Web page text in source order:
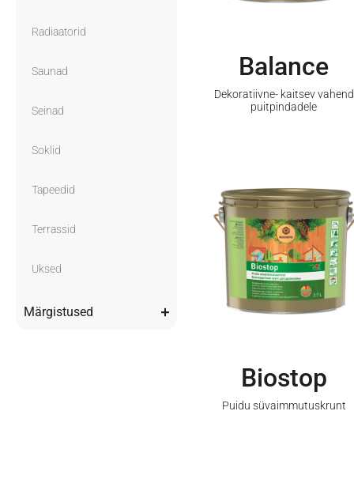
Radiaatorid
Saunad
Seinad
Soklid
Tapeedid
Terrassid
Uksed
Märgistused
Balance
Dekoratiivne- kaitsev vahend
puitpindadele
Biostop
Puidu süvaimmutuskrunt